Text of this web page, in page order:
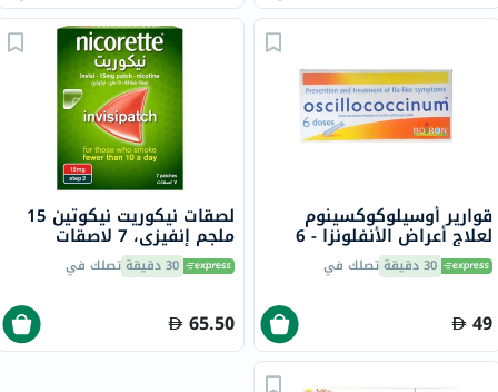
قوارير أوسيلوكوكسينوم
لعلاج أعراض الأنفلونزا - 6
قوارير 30 دقيقة تصلك في
49
لصقات نيكوريت نيكوتين 15
ملجم إنفيزي، 7 لاصقات
30 دقيقة تصلك في
65.50